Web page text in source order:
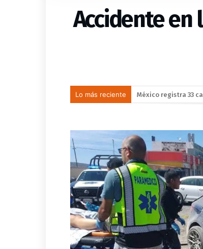
Accidente en
Lo más reciente México y Perú
DiCaprio y Bezos
Detienen al